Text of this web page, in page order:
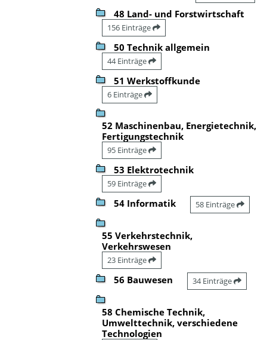
48 Land- und Forstwirtschaft
156 Einträge
50 Technik allgemein
44 Einträge
51 Werkstoffkunde
6 Einträge
52 Maschinenbau, Energietechnik,
Fertigungstechnik
95 Einträge
53 Elektrotechnik
59 Einträge
54 Informatik 58 Einträge
55 Verkehrstechnik,
Verkehrswesen
23 Einträge
56 Bauwesen 34 Einträge
58 Chemische Technik,
Umwelttechnik, verschiedene
Technologien